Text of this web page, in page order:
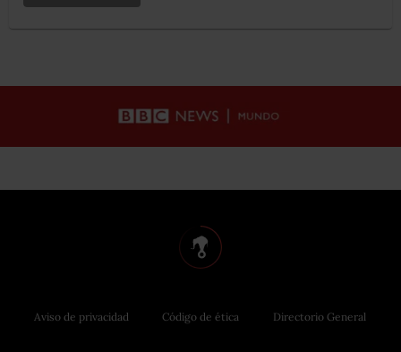
Aviso de privacidad Código de ética Directorio General